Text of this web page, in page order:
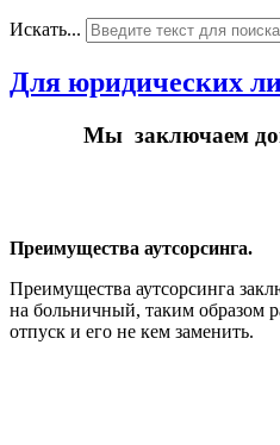
Искать...
Для юридических
Мы заключаем
Преимущества аутсорсинга.
Преимущества аутсорсинга
на больничный, таким образом
отпуск и его не кем заменить.